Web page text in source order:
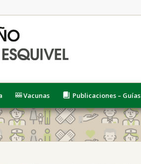
Vacunas Publicaciones – Guías